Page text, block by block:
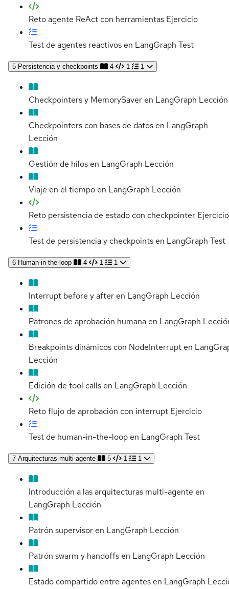
Reto agente ReAct con herramientas Ejercicio
Test de agentes reactivos en LangGraph Test
5 Persistencia y checkpoints 4 1 1
Checkpointers y MemorySaver en LangGraph Lección
Checkpointers con bases de datos en LangGraph
Lección
Gestión de hilos en LangGraph Lección
Viaje en el tiempo en LangGraph Lección
Reto persistencia de estado con checkpointer Ejercicio
Test de persistencia y checkpoints en LangGraph Test
6 Human-in-the-loop 4 1 1
Interrupt before y after en LangGraph Lección
Patrones de aprobación humana en LangGraph
Breakpoints dinámicos con NodeInterrupt en
Lección
Edición de tool calls en LangGraph Lección
Reto flujo de aprobación con interrupt Ejercicio
Test de human-in-the-loop en LangGraph Test
7 Arquitecturas multi-agente 5 1 1
Introducción a las arquitecturas multi-agente en
LangGraph Lección
Patrón supervisor en LangGraph Lección
Patrón swarm y handoffs en LangGraph Lección
Estado compartido entre agentes en LangGraph